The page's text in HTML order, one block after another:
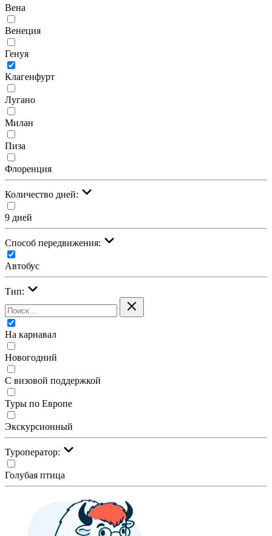
Вена
Венеция
Генуя
Клагенфурт
Лугано
Милан
Пиза
Флоренция
Количество дней:
9 дней
Cпособ передвижения:
Автобус
Тип:
На карнавал
Новогодний
С визовой поддержкой
Туры по Европе
Экскурсионный
Туроператор:
Голубая птица